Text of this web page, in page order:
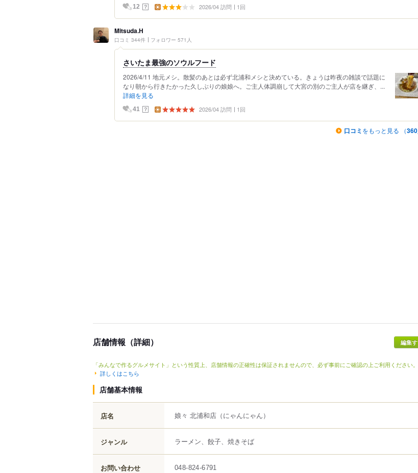
12 ？ 2026/04 訪問 1回
Mitsuda.H
口コミ 344件 フォロワー 571人
さいたま最強のソウルフード
2026/4/11 地元メシ。散髪のあとは必ず北浦和メシと決めている。きょうは昨夜の雑談で話題に
なり朝から行きたかった久しぶりの娘娘へ。ご主人体調崩して大宮の別のご主人が店を継ぎ、...
詳細を見る
41 ？ 2026/04 訪問 1回
口コミ をもっと見る （360
店舗情報（詳細）
「みんなで作るグルメサイト」という性質上、店舗情報の正確性は保証されませんので、必ず事前にご確認の上ご利用ください。
詳しくはこちら
店舗基本情報
店名 娘々 北浦和店 （にゃんにゃん）
ジャンル ラーメン、餃子、焼きそば
お問い合わせ 048-824-6791